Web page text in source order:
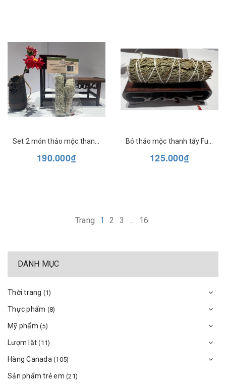
190.000₫ 125.000₫
Trang 1 2 3 ... 16
DANH MỤC
Thời trang (1)
Thực phẩm (8)
Mỹ phẩm (5)
Lượm lặt(11)
Hàng Canada (105)
Sản phẩm trẻ em (21)